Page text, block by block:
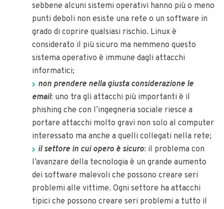
sebbene alcuni sistemi operativi hanno più o meno
punti deboli non esiste una rete o un software in
grado di coprire qualsiasi rischio. Linux è
considerato il più sicuro ma nemmeno questo
sistema operativo è immune dagli attacchi
informatici;
non prendere nella giusta considerazione le
email: uno tra gli attacchi più importanti è il
phishing che con l’ingegneria sociale riesce a
portare attacchi molto gravi non solo al computer
interessato ma anche a quelli collegati nella rete;
il settore in cui opero è sicuro: il problema con
l’avanzare della tecnologia è un grande aumento
dei software malevoli che possono creare seri
problemi alle vittime. Ogni settore ha attacchi
tipici che possono creare seri problemi a tutto il